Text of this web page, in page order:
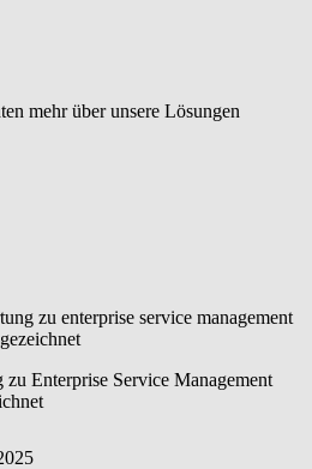
mehr über unsere Lösungen
zu enterprise service management
Enterprise Service Management